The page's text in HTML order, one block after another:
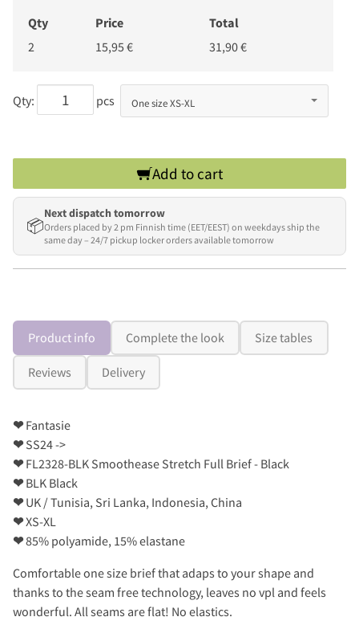
Qty Price
Total
2
15,95 € 31,90 €
Qty: pcs
Add to cart
📦
Next dispatch tomorrow
Orders placed by 2 pm Finnish time (EET/EEST) on weekdays ship the
same day – 24/7 pickup locker orders available tomorrow
Product info Complete the look Size tables
Reviews Delivery
❤Fantasie
❤SS24 ->
❤FL2328-BLK Smoothease Stretch Full Brief - Black
❤BLK Black
❤UK / Tunisia, Sri Lanka, Indonesia, China
❤XS-XL
❤85% polyamide, 15% elastane
Comfortable one size brief that adaps to your shape and
thanks to the seam free technology, leaves no vpl and feels
wonderful. All seams are flat! No elastics.